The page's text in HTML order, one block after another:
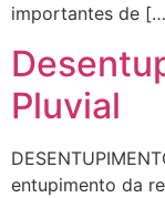
importantes de
Pluvial
entupimento da